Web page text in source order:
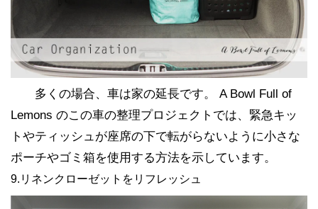
多くの場合、車は家の延長です。 A Bowl Full of
Lemons のこの車の整理プロジェクトでは、緊急キッ
トやティッシュが座席の下で転がらないように小さな
ポーチやゴミ箱を使用する方法を示しています。
9.リネンクローゼットをリフレッシュ